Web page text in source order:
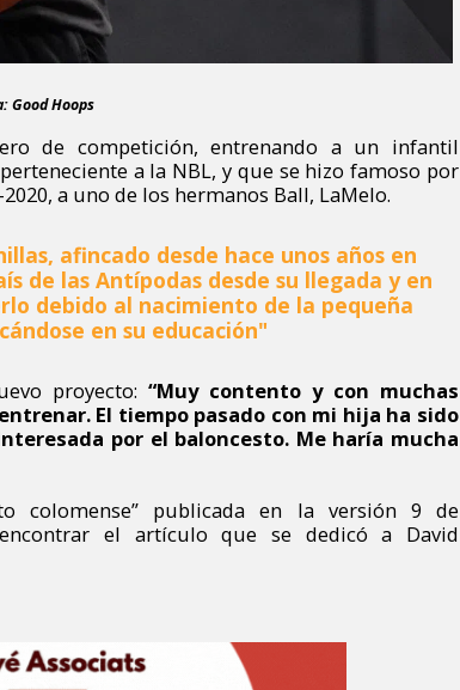
Good Hoops
de competición, entrenando a un infantil
a la NBL, y que se hizo famoso por
a uno de los hermanos Ball, LaMelo.
afincado desde hace unos años en
de las Antípodas desde su llegada y en
debido al nacimiento de la pequeña
en su educación"
proyecto:“Muy contento y con muchas
El tiempo pasado con mi hija ha sido
por el baloncesto. Me haría mucha
colomense” publicada en la versión 9 de
el artículo que se dedicó a David